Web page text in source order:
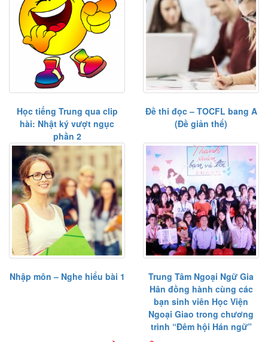
Học tiếng Trung qua clip
hài: Nhật ký vượt ngục
phần 2
Đề thi đọc – TOCFL bang A
(Đề giản thể)
Nhập môn – Nghe hiểu bài 1
Trung Tâm Ngoại Ngữ Gia
Hân đồng hành cùng các
bạn sinh viên Học Viện
Ngoại Giao trong chương
trình “Đêm hội Hán ngữ”